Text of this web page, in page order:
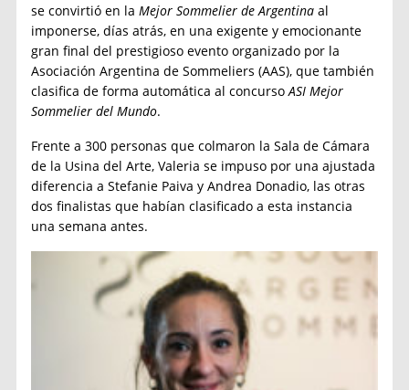
se convirtió en laMejor Sommelier de Argentina al
imponerse, días atrás, en una exigente y emocionante
gran final del prestigioso evento organizado por la
Asociación Argentina de Sommeliers (AAS), que también
clasifica de forma automática al concursoASI Mejor
Sommelier del Mundo.
Frente a 300 personas que colmaron la Sala de Cámara
de la Usina del Arte, Valeria se impuso por una ajustada
diferencia a Stefanie Paiva y Andrea Donadio, las otras
dos finalistas que habían clasificado a esta instancia
una semana antes.